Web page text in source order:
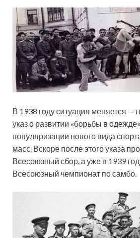
В 1938 году ситуация меняется —
указ о развитии «борьбы в
популяризации нового вида
масс. Вскоре после этого указа
Всесоюзный сбор, а уже в 1939
Всесоюзный чемпионат по самбо.